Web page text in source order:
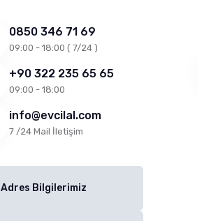
0850 346 71 69
09:00 - 18:00 ( 7/24 )
+90 322 235 65 65
09:00 - 18:00
info@evcilal.com
7 /24 Mail İletişim
Adres Bilgilerimiz